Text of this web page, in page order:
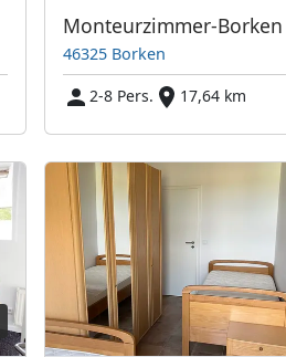
Monteurzimmer-Borken
46325 Borken
2-8 Pers.
17,64 km